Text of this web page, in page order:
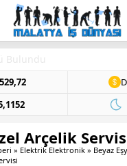
Arçelik
» Elektrik Elektronik » Beyaz